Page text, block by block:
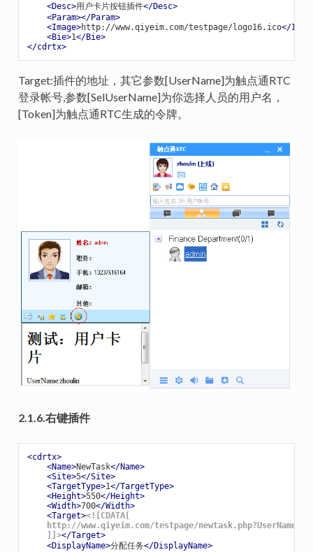
<Desc>用户卡片按钮插件</Desc>
<Param></Param>
<Image>http://www.qiyeim.com/testpage/logo16.ico</
<Bie>1</Bie>
</cdrtx>
Target:插件的地址，其它参数[UserName]为触点通RTC
登录帐号,参数[SelUserName]为你选择人员的用户名，
[Token]为触点通RTC生成的令牌。
2.1.6.右键插件
<cdrtx>
<Name>NewTask</Name>
<Site>5</Site>
<TargetType>1</TargetType>
<Height>550</Height>
<Width>700</Width>
<Target><![CDATA[
http://www.qiyeim.com/testpage/
    ]]>
</Target>
<DisplayName>分配任务</DisplayName>